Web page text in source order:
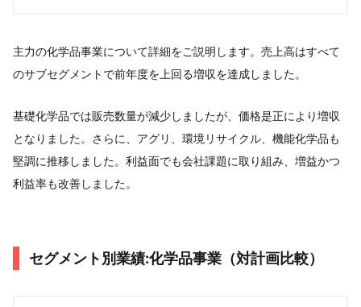
主力の化学品事業について詳細をご説明します。売上高はすべて
のサブセグメントで前年度を上回る増収を達成しました。
基礎化学品では販売数量が減少しましたが、価格是正により増収
となりました。さらに、アグリ、環境リサイクル、機能化学品も
堅調に推移しました。利益面でも会社課題に取り組み、増益かつ
利益率も改善しました。
セグメント別業績:化学品事業（対計画比較）